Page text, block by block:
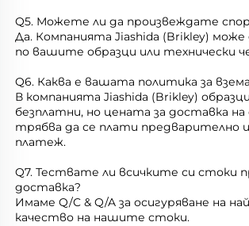
Q5. Можете ли да произвеждате
Да. Компанията Jiashida (Brikley) може
по вашите образци или технически
Q6. Каква е вашата политика за
В компанията Jiashida (Brikley)
безплатни, но цената за доставка на
трябва да се плати предварително
платеж.
Q7. Тествате ли всичките си стоки
доставка?
Имаме Q/C & Q/A за осигуряване на
качество на нашите стоки.